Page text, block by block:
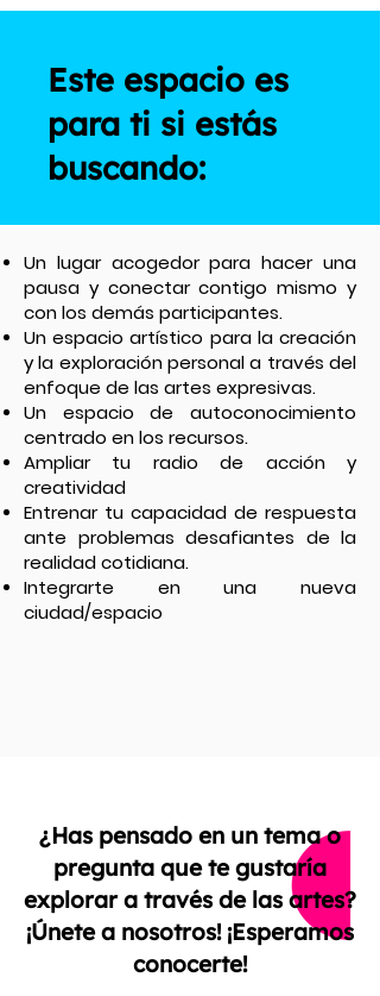
Este espacio es
para ti si estás
buscando:
Un lugar acogedor para hacer una
pausa y conectar contigo mismo y
con los demás participantes.
Un espacio artístico para la creación
y la exploración personal a través del
enfoque de las artes expresivas.
Un espacio de autoconocimiento
centrado en los recursos.
Ampliar tu radio de acción y
creatividad
Entrenar tu capacidad de respuesta
ante problemas desafiantes de la
realidad cotidiana.
Integrarte en una nueva
ciudad/espacio
¿Has pensado en un tema o
pregunta que te gustaría
explorar a través de las artes?
¡Únete a nosotros! ¡Esperamos
conocerte!